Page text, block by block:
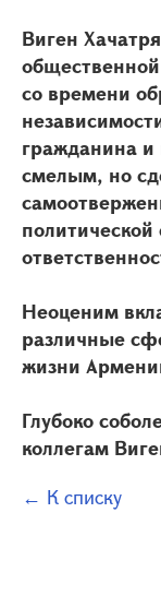
Виген
со времени
гражданина и
смелым, но
Неоценим
различные
жизни
Глубоко
коллегам
← К списку